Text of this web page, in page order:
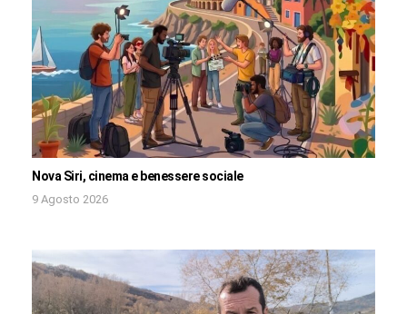
Nova Siri, cinema e benessere sociale
9 Agosto 2026